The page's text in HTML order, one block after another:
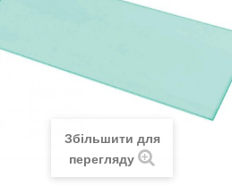
Збільшити для
перегляду